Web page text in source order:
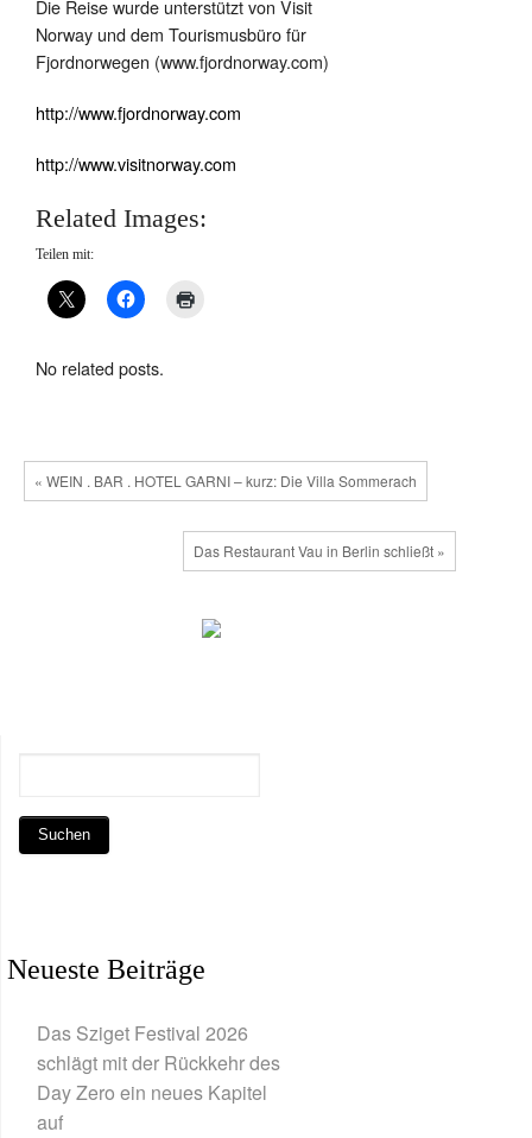
Die Reise wurde unterstützt von Visit
Norway und dem Tourismusbüro für
Fjordnorwegen (www.fjordnorway.com)
http://www.fjordnorway.com
http://www.visitnorway.com
Related Images:
Teilen mit:
No related posts.
« WEIN . BAR . HOTEL GARNI – kurz: Die Villa Sommerach
Das Restaurant Vau in Berlin schließt »
Neueste Beiträge
Das Sziget Festival 2026
schlägt mit der Rückkehr des
Day Zero ein neues Kapitel
auf